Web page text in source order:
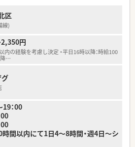
15店舗を展開する地元密着型のチェーンで
かに自社で介護事業も運営しているのが強み
効率化を積極的に進めており、将来のオンラ
たいち早い設備導入など先見性のある法人
ト機能充実を目指しており、地域ケア会議
の地域ケア連携を組織全体で推進していま
て年収450万円から550万円の提示が可能で
務経験やスキルを正当に評価し決定いたしま
区
線)
円
内の経験を考慮し決定 ・平日16時以降：時給100
…
：00
間以内にて1日4～8時間・週4日～シ